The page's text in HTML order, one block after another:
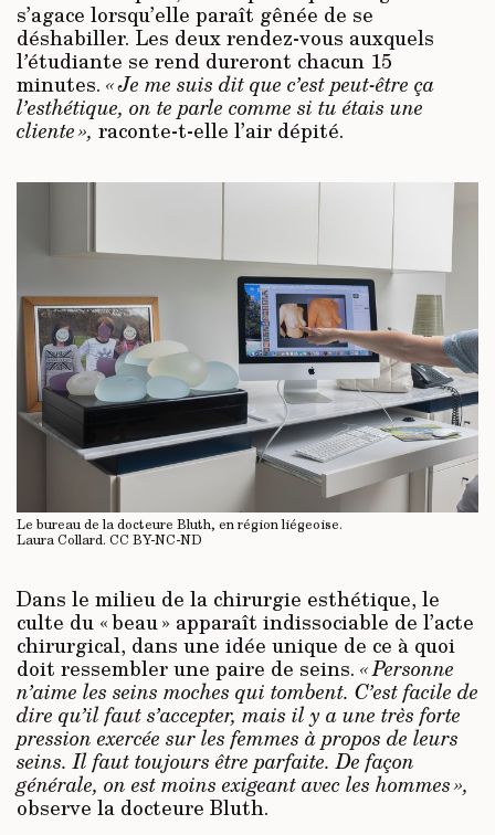
s’agace lorsqu’elle paraît gênée de se
déshabiller. Les deux rendez-vous auxquels
l’étudiante se rend dureront chacun 15
minutes. « Je me suis dit que c’est peut-être ça
l’esthétique, on te parle comme si tu étais une
cliente », raconte-t-elle l’air dépité.
Le bureau de la docteure Bluth, en région liégeoise.
Laura Collard. CC BY-NC-ND
Dans le milieu de la chirurgie esthétique, le
culte du « beau » apparaît indissociable de l’acte
chirurgical, dans une idée unique de ce à quoi
doit ressembler une paire de seins. « Personne
n’aime les seins moches qui tombent. C’est facile de
dire qu’il faut s’accepter, mais il y a une très forte
pression exercée sur les femmes à propos de leurs
seins. Il faut toujours être parfaite. De façon
générale, on est moins exigeant avec les hommes »,
observe la docteure Bluth.